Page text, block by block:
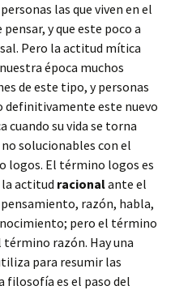
las que viven en el
y que este poco a
Pero la actitud mítica
época muchos
de este tipo, y personas
definitivamente este nuevo
cuando su vida se torna
solucionables con el
logos. El término logos es
actitud racionalante el
razón, habla,
pero el término
razón. Hay una
para resumir las
filosofía es el paso del